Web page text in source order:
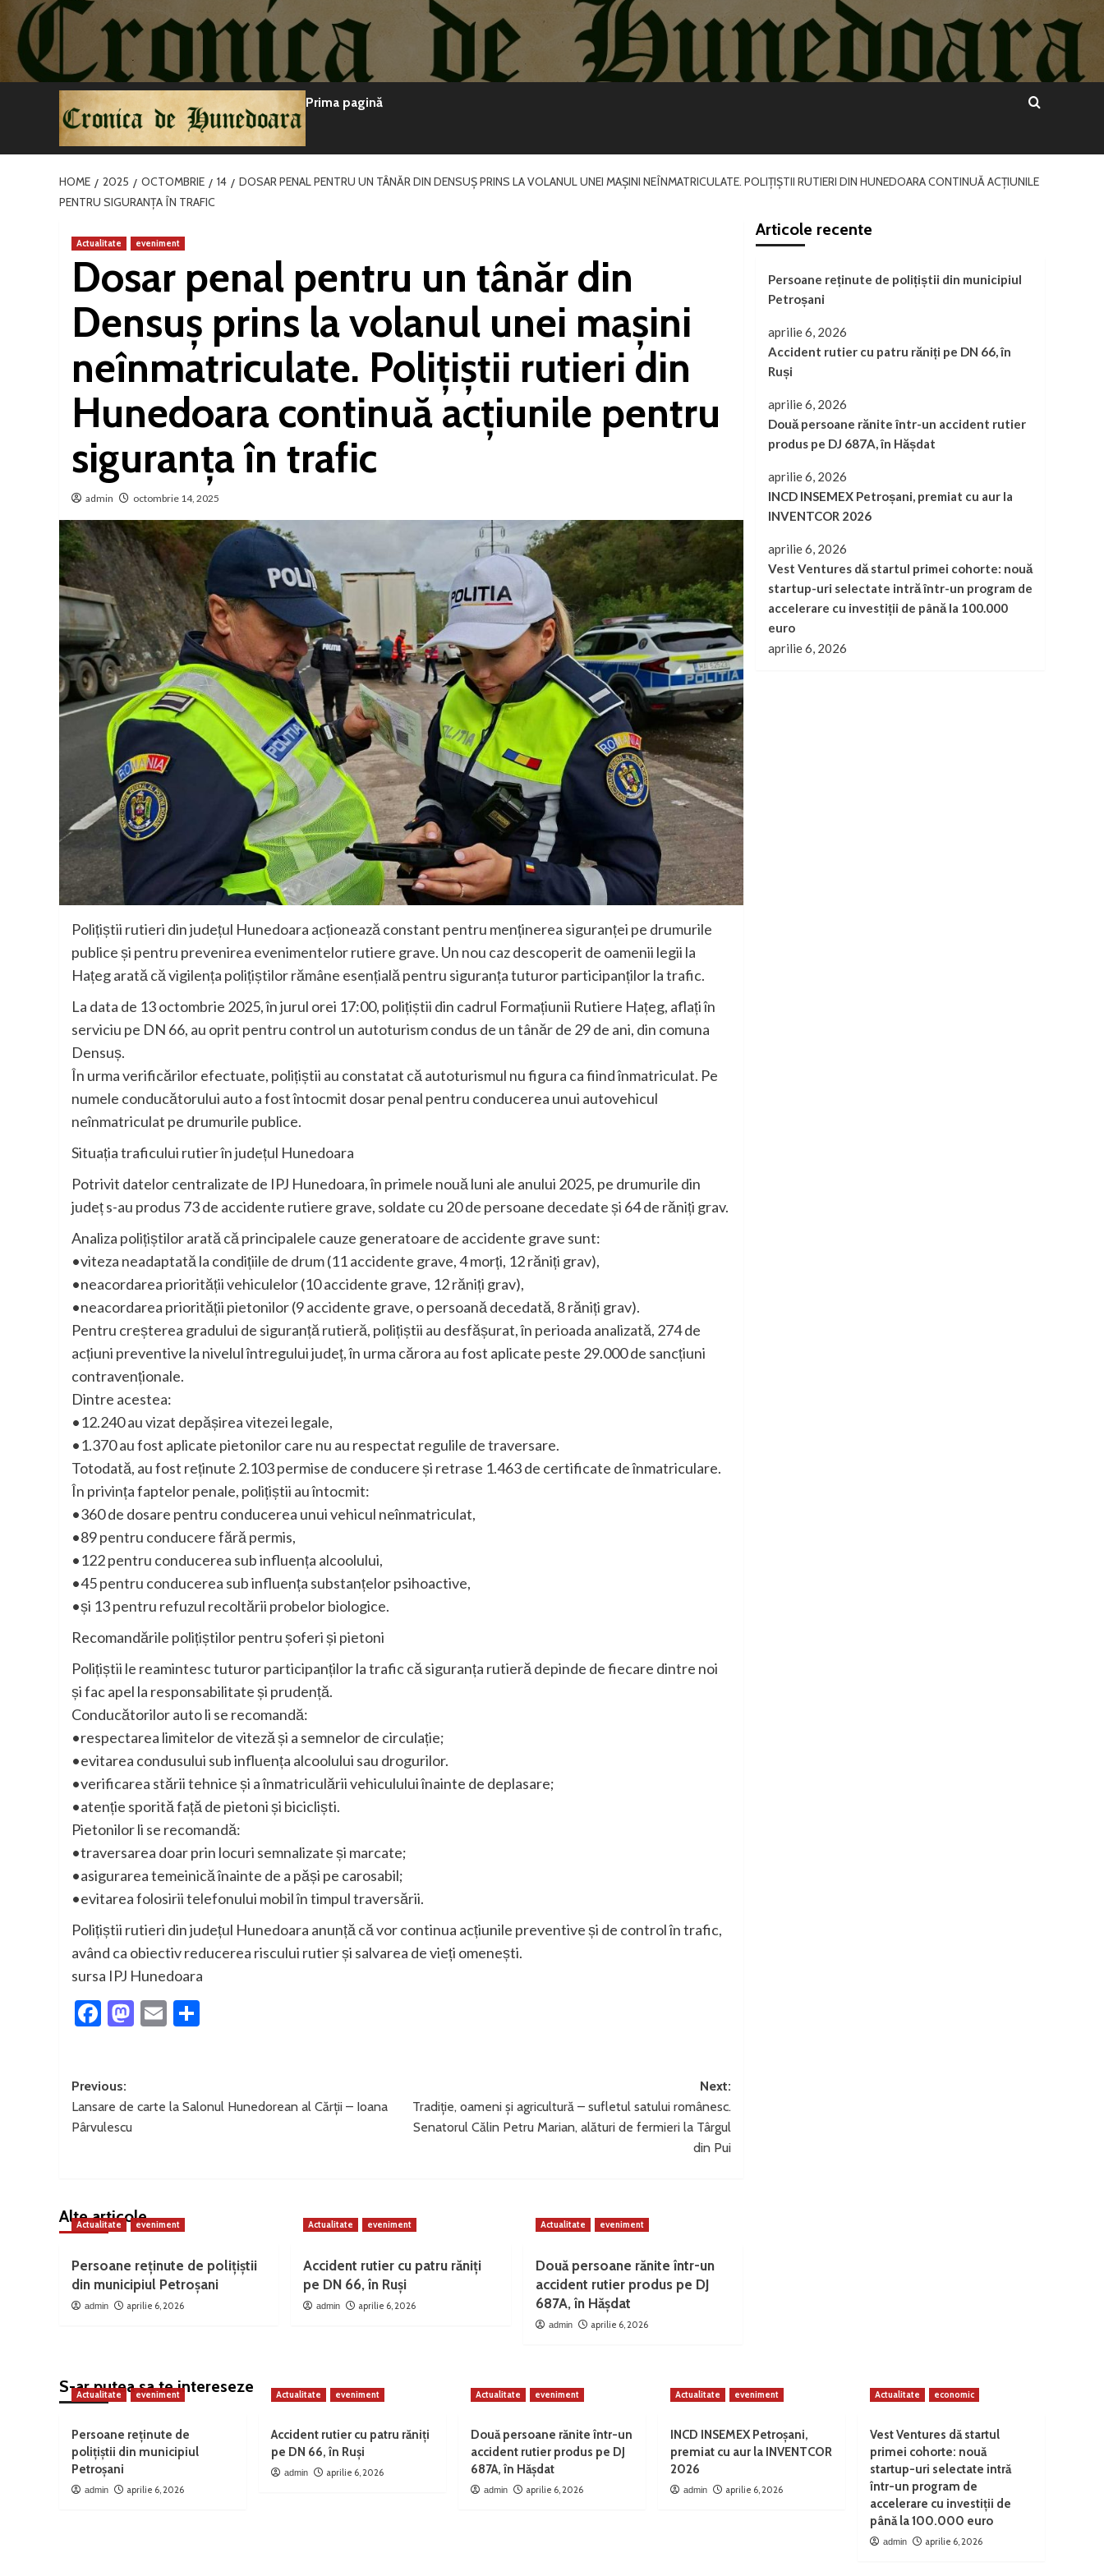
conținut
Prima pagină
HOME 2025 OCTOMBRIE 14
DOSAR PENAL PENTRU UN TÂNĂR DIN DENSUȘ PRINS LA VOLANUL UNEI MAȘINI NEÎNMATRICULATE. POLIȚIȘTII RUTIERI DIN HUNEDOARA CONTINUĂ ACȚIUNILE
PENTRU SIGURANȚA ÎN TRAFIC
Actualitate eveniment
Dosar penal pentru un tânăr din
Densuș prins la volanul unei mașini
neînmatriculate. Polițiștii rutieri din
Hunedoara continuă acțiunile pentru
siguranța în trafic
admin octombrie 14, 2025
Polițiștii rutieri din județul Hunedoara acționează constant pentru menținerea siguranței pe drumurile
publice și pentru prevenirea evenimentelor rutiere grave. Un nou caz descoperit de oamenii legii la
Hațeg arată că vigilența polițiștilor rămâne esențială pentru siguranța tuturor participanților la trafic.
La data de 13 octombrie 2025, în jurul orei 17:00, polițiștii din cadrul Formațiunii Rutiere Hațeg, aflați în
serviciu pe DN 66, au oprit pentru control un autoturism condus de un tânăr de 29 de ani, din comuna
Densuș.
În urma verificărilor efectuate, polițiștii au constatat că autoturismul nu figura ca fiind înmatriculat. Pe
numele conducătorului auto a fost întocmit dosar penal pentru conducerea unui autovehicul
neînmatriculat pe drumurile publice.
Situația traficului rutier în județul Hunedoara
Potrivit datelor centralizate de IPJ Hunedoara, în primele nouă luni ale anului 2025, pe drumurile din
județ s-au produs 73 de accidente rutiere grave, soldate cu 20 de persoane decedate și 64 de răniți grav.
Analiza polițiștilor arată că principalele cauze generatoare de accidente grave sunt:
•viteza neadaptată la condițiile de drum (11 accidente grave, 4 morți, 12 răniți grav),
•neacordarea priorității vehiculelor (10 accidente grave, 12 răniți grav),
•neacordarea priorității pietonilor (9 accidente grave, o persoană decedată, 8 răniți grav).
Pentru creșterea gradului de siguranță rutieră, polițiștii au desfășurat, în perioada analizată, 274 de
acțiuni preventive la nivelul întregului județ, în urma cărora au fost aplicate peste 29.000 de sancțiuni
contravenționale.
Dintre acestea:
•12.240 au vizat depășirea vitezei legale,
•1.370 au fost aplicate pietonilor care nu au respectat regulile de traversare.
Totodată, au fost reținute 2.103 permise de conducere și retrase 1.463 de certificate de înmatriculare.
În privința faptelor penale, polițiștii au întocmit:
•360 de dosare pentru conducerea unui vehicul neînmatriculat,
•89 pentru conducere fără permis,
•122 pentru conducerea sub influența alcoolului,
•45 pentru conducerea sub influența substanțelor psihoactive,
•și 13 pentru refuzul recoltării probelor biologice.
Recomandările polițiștilor pentru șoferi și pietoni
Polițiștii le reamintesc tuturor participanților la trafic că siguranța rutieră depinde de fiecare dintre noi
și fac apel la responsabilitate și prudență.
Conducătorilor auto li se recomandă:
•respectarea limitelor de viteză și a semnelor de circulație;
•evitarea condusului sub influența alcoolului sau drogurilor.
•verificarea stării tehnice și a înmatriculării vehiculului înainte de deplasare;
•atenție sporită față de pietoni și bicicliști.
Pietonilor li se recomandă:
•traversarea doar prin locuri semnalizate și marcate;
•asigurarea temeinică înainte de a păși pe carosabil;
•evitarea folosirii telefonului mobil în timpul traversării.
Polițiștii rutieri din județul Hunedoara anunță că vor continua acțiunile preventive și de control în trafic,
având ca obiectiv reducerea riscului rutier și salvarea de vieți omenești.
sursa IPJ Hunedoara
Facebook
Mastodon
Email
Post
navigation
Previous:
Lansare de carte la Salonul Hunedorean al Cărții – Ioana
Pârvulescu
Next:
Tradiție, oameni și agricultură – sufletul satului românesc.
Senatorul Călin Petru Marian, alături de fermieri la Târgul
din Pui
Alte articole
Actualitate eveniment
Persoane reținute de polițiștii
din municipiul Petroșani
admin aprilie 6, 2026
Actualitate eveniment
Accident rutier cu patru răniți
pe DN 66, în Ruși
admin aprilie 6, 2026
Actualitate eveniment
Două persoane rănite într-un
accident rutier produs pe DJ
687A, în Hășdat
admin aprilie 6, 2026
Articole recente
Persoane reținute de polițiștii din municipiul
Petroșani
aprilie 6, 2026
Accident rutier cu patru răniți pe DN 66, în
Ruși
aprilie 6, 2026
Două persoane rănite într-un accident rutier
produs pe DJ 687A, în Hășdat
aprilie 6, 2026
INCD INSEMEX Petroșani, premiat cu aur la
INVENTCOR 2026
aprilie 6, 2026
Vest Ventures dă startul primei cohorte: nouă
startup-uri selectate intră într-un program de
accelerare cu investiții de până la 100.000
euro
aprilie 6, 2026
S-ar putea sa te intereseze
Actualitate eveniment
Persoane reținute de
polițiștii din municipiul
Petroșani
admin aprilie 6, 2026
Actualitate eveniment
Accident rutier cu patru răniți
pe DN 66, în Ruși
admin aprilie 6, 2026
Actualitate eveniment
Două persoane rănite într-un
accident rutier produs pe DJ
687A, în Hășdat
admin aprilie 6, 2026
Actualitate eveniment
INCD INSEMEX Petroșani,
premiat cu aur la INVENTCOR
2026
admin aprilie 6, 2026
Actualitate economic
Vest Ventures dă startul
primei cohorte: nouă
startup-uri selectate intră
într-un program de
accelerare cu investiții de
până la 100.000 euro
admin aprilie 6, 2026